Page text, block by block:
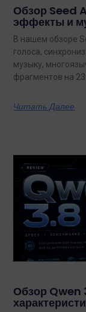
Обзор Seed
эффекты и
В нашем обзоре
голоса,
музыку,
фрагментов на
Читать Далее
Обзор Qwen